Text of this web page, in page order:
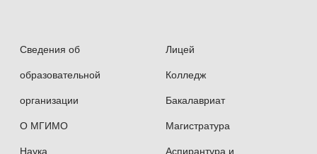
Сведения об
образовательной
организации
О МГИМО
Наука
Лицей
Колледж
Бакалавриат
Магистратура
Аспирантура и